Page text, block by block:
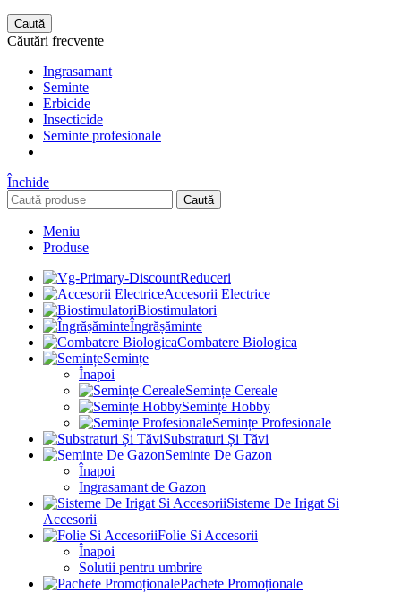
Caută
Căutări frecvente
Ingrasamant
Seminte
Erbicide
Insecticide
Seminte profesionale
Închide
Caută
Meniu
Produse
Reduceri
Accesorii Electrice
Biostimulatori
Îngrășăminte
Combatere Biologica
Semințe
Înapoi
Semințe Cereale
Semințe Hobby
Semințe Profesionale
Substraturi Și Tăvi
Seminte De Gazon
Înapoi
Ingrasamant de Gazon
Sisteme De Irigat Si
Accesorii
Folie Si Accesorii
Înapoi
Solutii pentru umbrire
Pachete Promoționale